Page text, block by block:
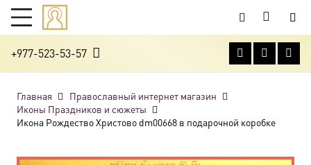
+977-523-53-57
Главная
Православный интернет магазин
Иконы Праздников и сюжеты
Икона Рождество Христово dm00668 в подарочной коробке